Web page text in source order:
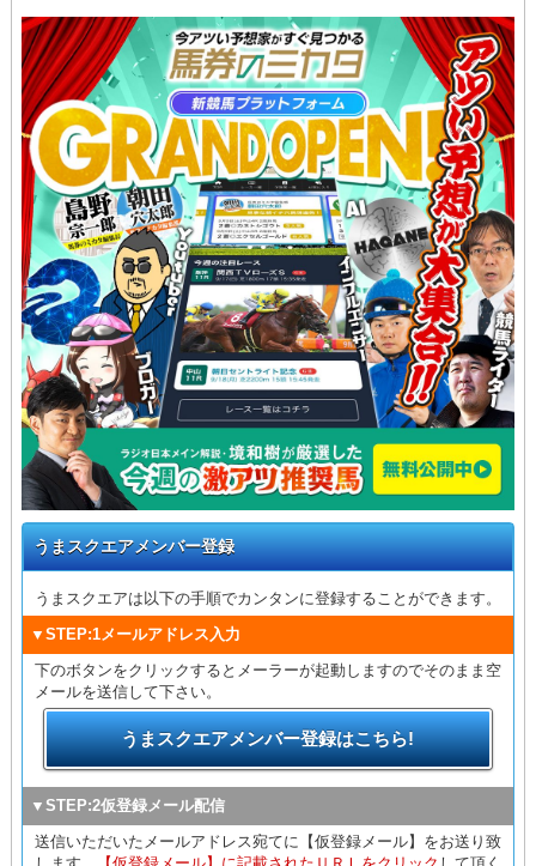
うまスクエアメンバー登録
うまスクエアは以下の手順でカンタンに登録することができます。
▼STEP:1メールアドレス入力
下のボタンをクリックするとメーラーが起動しますのでそのまま空
メールを送信して下さい。
うまスクエアメンバー登録はこちら!
▼STEP:2仮登録メール配信
送信いただいたメールアドレス宛てに【仮登録メール】をお送り致